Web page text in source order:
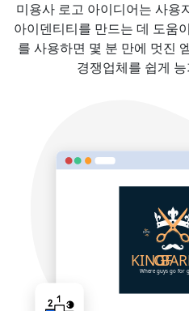
미용사 로고 아이디어는 사용
아이덴티티를 만드는 데 도움
를 사용하면 몇 분 만에 멋진
경쟁업체를 쉽게